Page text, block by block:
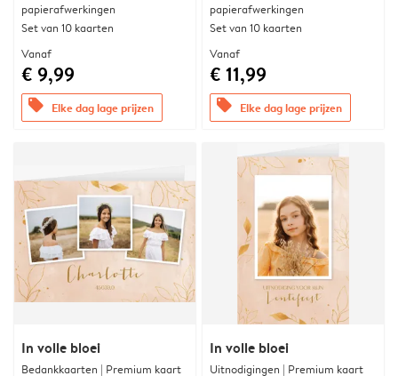
papierafwerkingen
Set van 10 kaarten
Vanaf
€ 9,99
offers Elke dag lage prijzen
papierafwerkingen
Set van 10 kaarten
Vanaf
€ 11,99
offers Elke dag lage prijzen
In volle bloei
Bedankkaarten | Premium kaart
In volle bloei
Uitnodigingen | Premium kaart